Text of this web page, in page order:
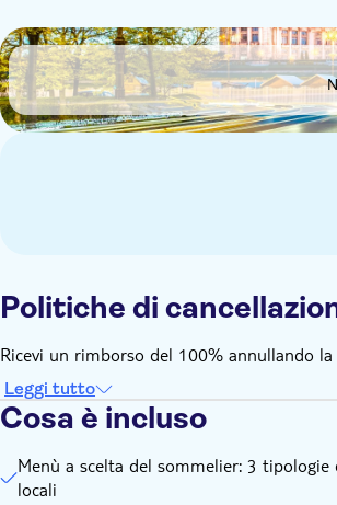
DSA1Palace of the Parliament
Politiche di
Ricevi un rimborso del 100% annullando
Leggi tutto
Cosa è incluso
Menù a scelta del sommelier: 3 tipologie
locali